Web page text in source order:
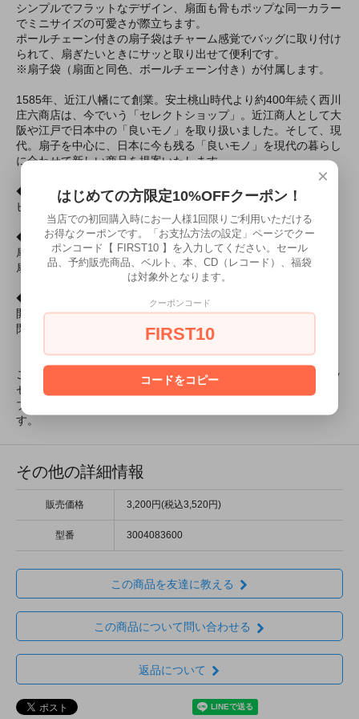
シンプルでフラットなデザイン、扇面も骨もポップな同一カラー
でミニサイズの可愛さが際立ちます。
ポールチェーン付きの扇子袋はチャーム感覚でバッグに取り付け
られて、扇ぎたいときにサッと取り出せて便利です。
※扇子袋（扇面と同色、ボールチェーン付き）が付属します。
1585年、近江八幡にて創業。安土桃山時代より約400年続く西川
庄六商店は、今でいう「セレクトショップ」。近江商人として大
阪や江戸で日本中の「良いモノ」を取り扱いました。そして、現
代。扇子を中心に、日本に今も残る「良いモノ」を現代の暮らし
に合わせて新しい商品を提案いたします。
◆色
ピンク
◆素材
扇面：綿＋ポリエステル
扇骨：竹
◆サイズ
開いた形状：H16cm、W29cm
閉じた形状：H16cm、W2cm
〈ご希望の商品が在庫切れの場合〉
ご希望の商品・色を明記の上
「お問い合わせ」
からお気軽にメッ
セージをお送りください。
ブランドへの在庫の確認後におおよその入荷時期をお伝えしま
す。
その他の詳細情報
販売価格 3,200円(税込3,520円)
型番 3004083600
この商品を友達に教える
この商品について問い合わせる
返品について
×
はじめての方限定10%OFFクーポン！
当店での初回購入時にお一人様1回限りご利用いただける
お得なクーポンです。「お支払方法の設定」ページでクー
ポンコード【 FIRST10 】を入力してください。セール
品、予約販売商品、ベルト、本、CD（レコード）、福袋
は対象外となります。
クーポンコード
FIRST10
コードをコピー